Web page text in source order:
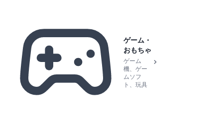
ゲーム・
おもちゃ
ゲーム
機、ゲー
ムソフ
ト、玩具